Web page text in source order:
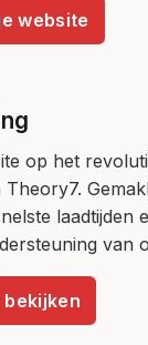
website
op het
laadtijden
van
bekijken